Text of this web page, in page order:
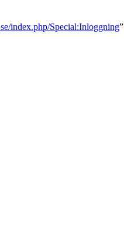
index.php/Special:Inloggning”